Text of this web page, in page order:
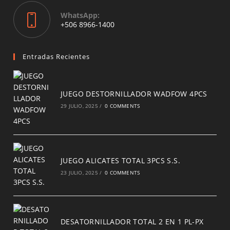
WhatsApp:
+506 8966-1400Opens
Entradas Recientes
JUEGO DESTORNILLADOR WADFOW 4PCS
29 JULIO, 2025 / 0 COMMENTS
JUEGO ALICATES TOTAL 3PCS S.S.
23 JULIO, 2025 / 0 COMMENTS
DESATORNILLADOR TOTAL 2 EN 1 PL-PX